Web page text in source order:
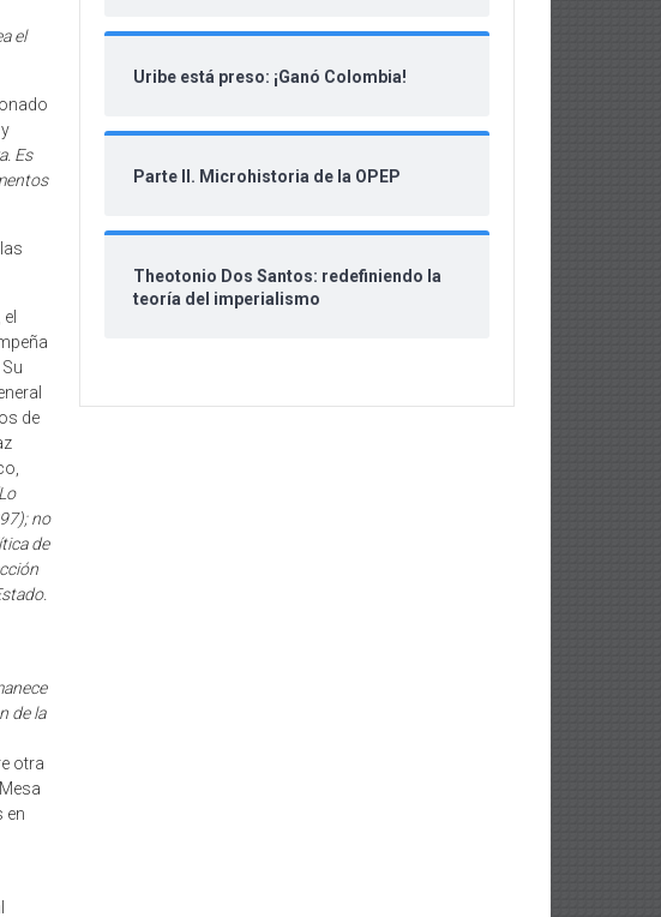
el
Es
de
no
de
de la
otra
en
Uribe está preso: ¡Ganó Colombia!
Parte II. Microhistoria de la OPEP
Theotonio Dos Santos: redefiniendo la
teoría del imperialismo